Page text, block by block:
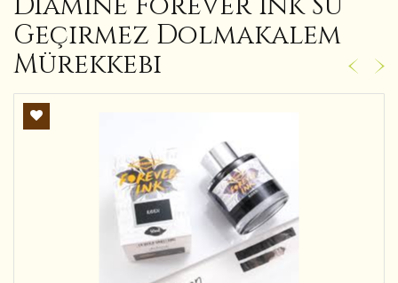
Geçirmez Dolmakalem
Mürekkebi